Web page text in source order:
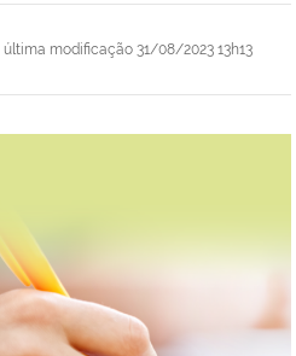
última modificação 31/08/2023 13h13